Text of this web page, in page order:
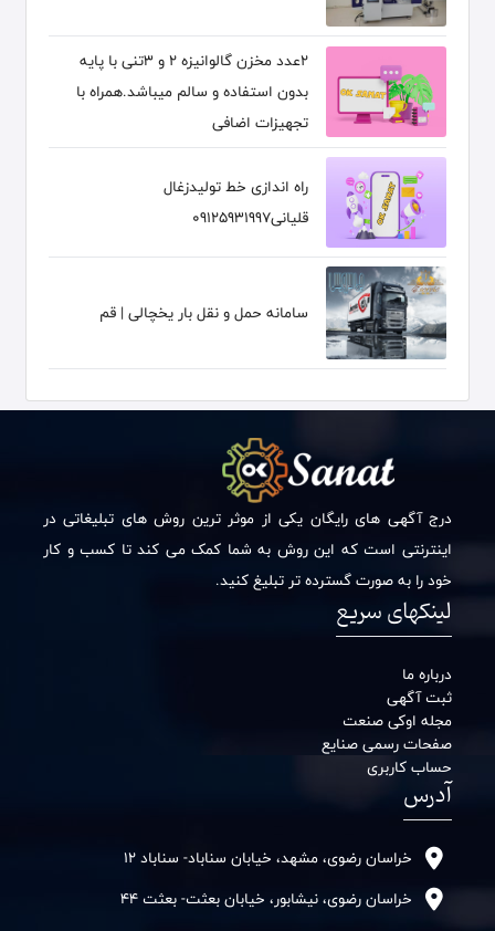
2عدد مخزن گالوانیزه 2 و 3تنی با پایه
بدون استفاده و سالم میباشد.همراه با
تجهیزات اضافی
راه اندازی خط تولیدزغال
قلیانی09125931997
سامانه حمل و نقل بار یخچالی | قم
درج آگهی های رایگان یکی از موثر ترین روش های تبلیغاتی در
اینترنتی است که این روش به شما کمک می کند تا کسب و کار
خود را به صورت گسترده تر تبلیغ کنید.
لینکهای سریع
درباره ما
ثبت آگهی
مجله اوکی صنعت
صفحات رسمی صنایع
حساب کاربری
آدرس
خراسان رضوی، مشهد، خیابان سناباد- سناباد 12
خراسان رضوی، نیشابور، خیابان بعثت- بعثت 44